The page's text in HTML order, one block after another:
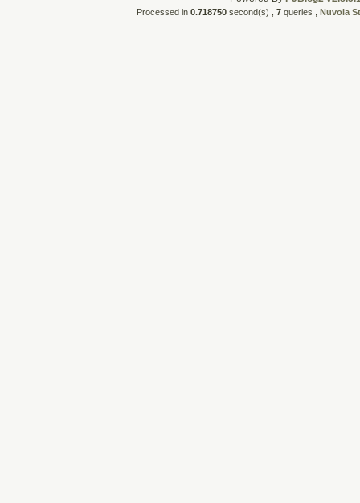
Processed in 0.718750 second(s) , 7 queries , Nuvola